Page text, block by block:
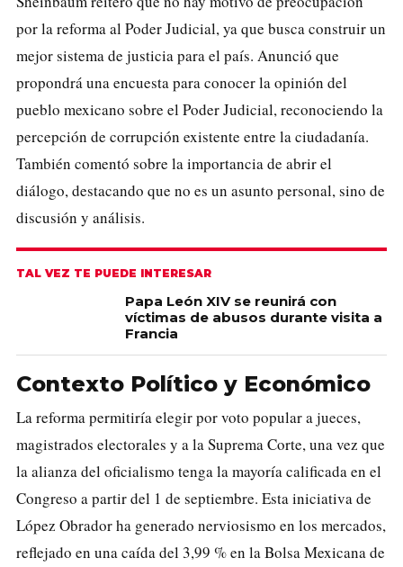
por la reforma al Poder Judicial, ya que busca construir un
mejor sistema de justicia para el país. Anunció que
propondrá una encuesta para conocer la opinión del
pueblo mexicano sobre el Poder Judicial, reconociendo la
percepción de corrupción existente entre la ciudadanía.
También comentó sobre la importancia de abrir el
diálogo, destacando que no es un asunto personal, sino de
discusión y análisis.
TAL VEZ TE PUEDE INTERESAR
Papa León XIV se reunirá con
víctimas de abusos durante visita a
Francia
Contexto Político y Económico
La reforma permitiría elegir por voto popular a jueces,
magistrados electorales y a la Suprema Corte, una vez que
la alianza del oficialismo tenga la mayoría calificada en el
Congreso a partir del 1 de septiembre. Esta iniciativa de
López Obrador ha generado nerviosismo en los mercados,
reflejado en una caída del 3,99 % en la Bolsa Mexicana de